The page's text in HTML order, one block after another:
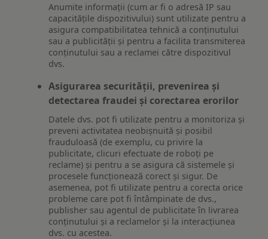
Anumite informații (cum ar fi o adresă IP sau
capacitățile dispozitivului) sunt utilizate pentru a
asigura compatibilitatea tehnică a conținutului
sau a publicității și pentru a facilita transmiterea
conținutului sau a reclamei către dispozitivul
dvs.
Asigurarea securității, prevenirea și
detectarea fraudei și corectarea erorilor
Datele dvs. pot fi utilizate pentru a monitoriza și
preveni activitatea neobișnuită și posibil
frauduloasă (de exemplu, cu privire la
publicitate, clicuri efectuate de roboți pe
reclame) și pentru a se asigura că sistemele și
procesele funcționează corect și sigur. De
asemenea, pot fi utilizate pentru a corecta orice
probleme care pot fi întâmpinate de dvs.,
publisher sau agentul de publicitate în livrarea
conținutului și a reclamelor și la interacțiunea
dvs. cu acestea.